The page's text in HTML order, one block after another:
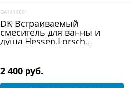
DA1414801
DK Встраиваемый
смеситель для ванны и
душа Hessen.Lorsch
2 400 руб.